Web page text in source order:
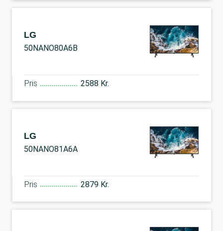
LG
50NANO80A6B
Pris 2588 Kr.
LG
50NANO81A6A
Pris 2879 Kr.